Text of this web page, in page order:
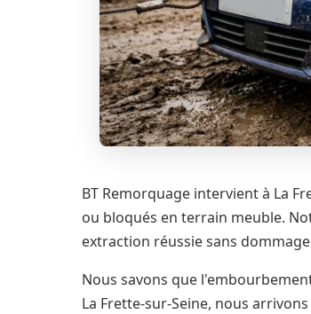
BT Remorquage intervient à La
ou bloqués en terrain meuble.
extraction réussie sans
Nous savons que
La Frette-sur-Seine, nous